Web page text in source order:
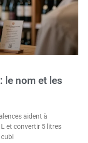
le nom et les
aident à
et convertir 5 litres
cubi